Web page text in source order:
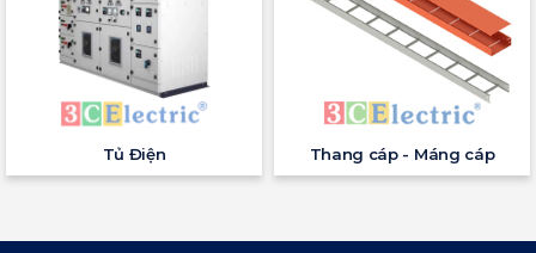
Tủ Điện Thang cáp - Máng cáp